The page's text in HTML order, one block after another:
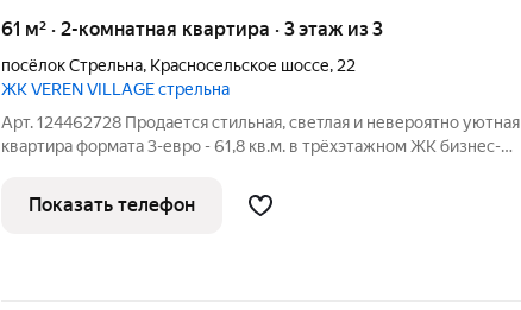
61 м² · 2-комнатная квартира · 3 этаж из 3
посёлок Стрельна, Красносельское шоссе, 22
ЖК VEREN VILLAGE стрельна
Арт. 124462728 Продается стильная, светлая и невероятно уютная
квартира формата 3-евро - 61,8 кв.м. в трёхэтажном ЖК бизнес-
экологически чистом, загородном районе города. Для прогулок,
Показать телефон